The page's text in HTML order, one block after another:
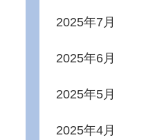
2025年7月
2025年6月
2025年5月
2025年4月